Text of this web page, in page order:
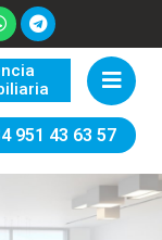
951 43 63 57